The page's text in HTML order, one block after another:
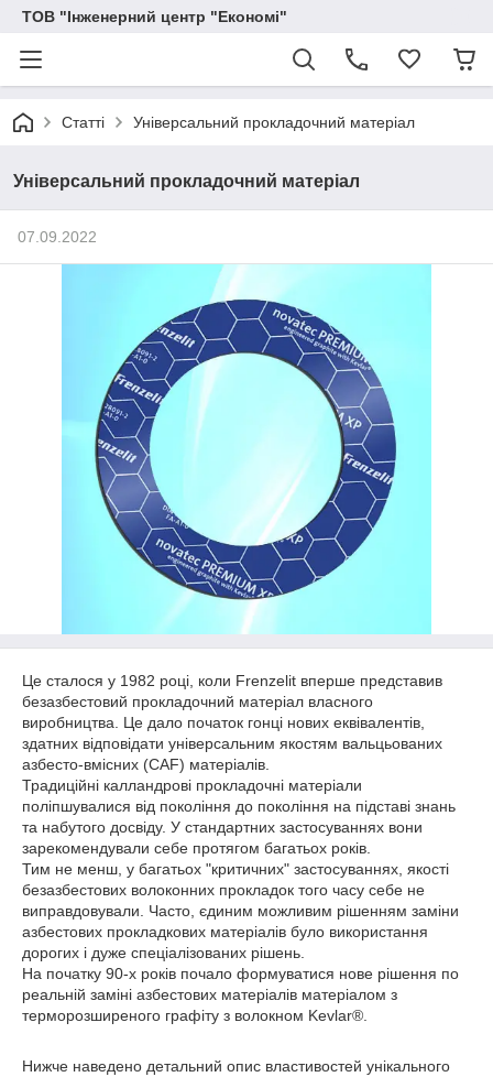
ТОВ "Інженерний центр "Економі"
Статті Універсальний прокладочний матеріал
Універсальний прокладочний матеріал
07.09.2022
Це сталося у 1982 році, коли Frenzelit вперше представив
безазбестовий прокладочний матеріал власного
виробництва. Це дало початок гонці нових еквівалентів,
здатних відповідати універсальним якостям вальцьованих
азбесто-вмісних (САF) матеріалів.
Традиційні калландрові прокладочні матеріали
поліпшувалися від покоління до покоління на підставі знань
та набутого досвіду. У стандартних застосуваннях вони
зарекомендували себе протягом багатьох років.
Тим не менш, у багатьох "критичних" застосуваннях, якості
безазбестових волоконних прокладок того часу себе не
виправдовували. Часто, єдиним можливим рішенням заміни
азбестових прокладкових матеріалів було використання
дорогих і дуже спеціалізованих рішень.
На початку 90-х років почало формуватися нове рішення по
реальній заміні азбестових матеріалів матеріалом з
терморозширеного графіту з волокном Kevlar®
Нижче наведено детальний опис властивостей унікального